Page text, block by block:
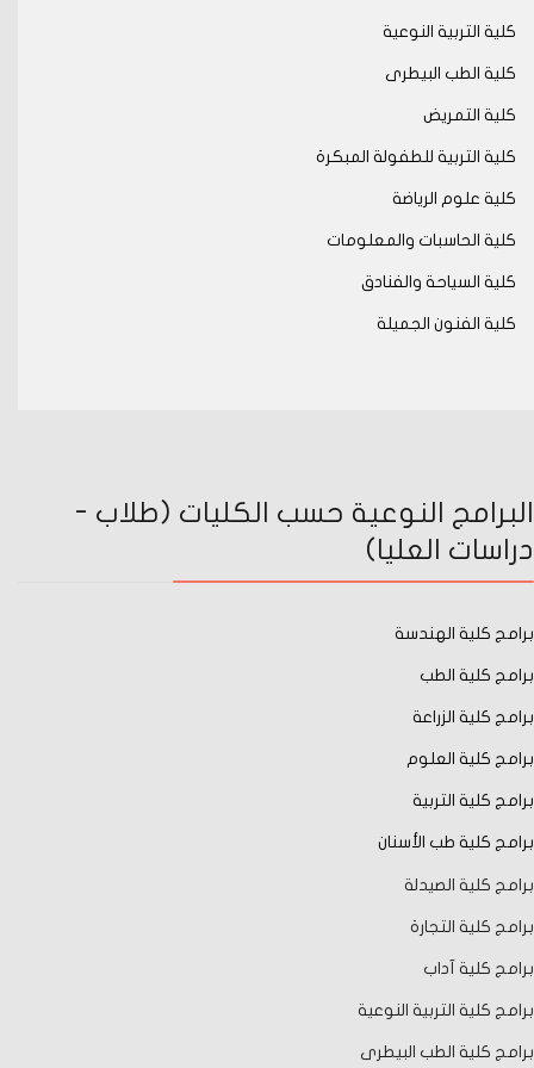
كلية التربية النوعية
كلية الطب البيطرى
كلية التمريض
كلية التربية للطفولة المبكرة
كلية علوم الرياضة
كلية الحاسبات والمعلومات
كلية السياحة والفنادق
كلية الفنون الجميلة
البرامج النوعية حسب الكليات (طلاب -
دراسات العليا)
برامج كلية الهندسة
برامج كلية الطب
برامج كلية الزراعة
برامج كلية العلوم
برامج كلية التربية
برامج كلية طب الأسنان
برامج كلية الصيدلة
برامج كلية التجارة
برامج كلية آداب
برامج كلية التربية النوعية
برامج كلية الطب البيطرى